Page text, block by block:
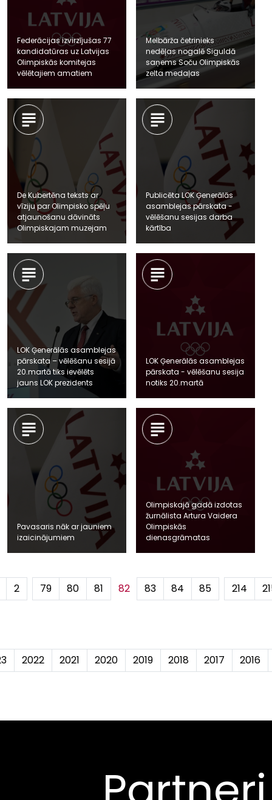
Federācijas izvirzījušas 77
kandidatūras uz Latvijas
Olimpiskās komitejas
vēlētajiem amatiem
Melbārža četrinieks
nedēļas nogalē Siguldā
saņems Soču Olimpiskās
zelta medaļas
De Kubertēna teksts ar
vīziju par Olimpisko spēļu
atjaunošanu dāvināts
Olimpiskajam muzejam
Publicēta LOK Ģenerālās
asamblejas pārskata -
vēlēšanu sesijas darba
kārtība
LOK Ģenerālās asamblejas
pārskata – vēlēšanu sesijā
20.martā tiks ievēlēts
jauns LOK prezidents
LOK Ģenerālās asamblejas
pārskata - vēlēšanu sesija
notiks 20.martā
Pavasaris nāk ar jauniem
izaicinājumiem
Olimpiskajā gadā izdotas
žurnālista Artura Vaidera
Olimpiskās
dienasgrāmatas
2 79 80 81 82 83 84 85 214
2022 2021 2020 2019 2018 2017 2016